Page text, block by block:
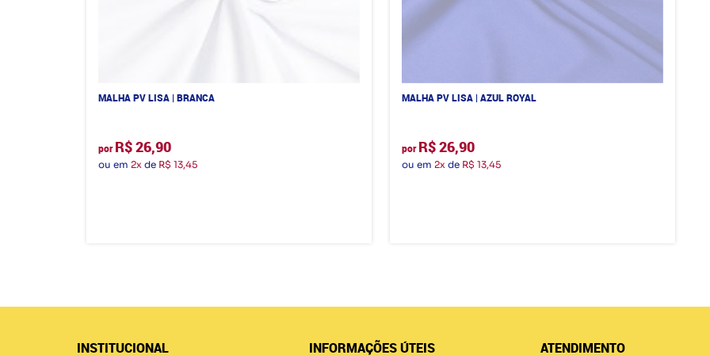
MALHA PV LISA | BRANCA
por R$ 26,90
ou em 2x de R$ 13,45
MALHA PV LISA | AZUL ROYAL
por R$ 26,90
ou em 2x de R$ 13,45
INSTITUCIONAL INFORMAÇÕES ÚTEIS ATENDIMENTO